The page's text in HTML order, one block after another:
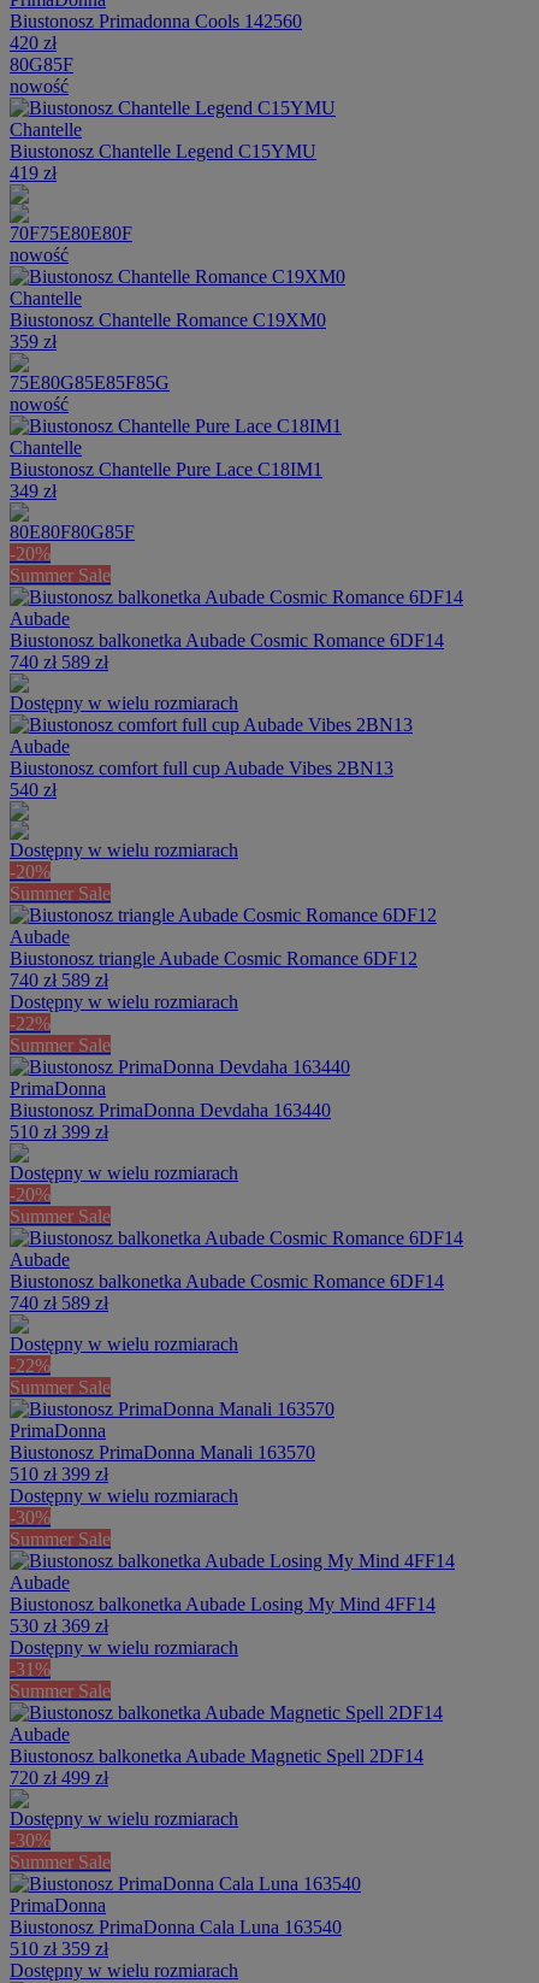
Biustonosz Primadonna Cools 142560
420 zł
80G85F
nowość
Chantelle
Biustonosz Chantelle Legend C15YMU
419 zł
70F75E80E80F
nowość
Chantelle
Biustonosz Chantelle Romance C19XM0
359 zł
75E80G85E85F85G
nowość
Chantelle
Biustonosz Chantelle Pure Lace C18IM1
349 zł
80E80F80G85F
-20%
Summer Sale
Aubade
Biustonosz balkonetka Aubade Cosmic Romance 6DF14
740 zł 589 zł
Dostępny w wielu rozmiarach
Aubade
Biustonosz comfort full cup Aubade Vibes 2BN13
540 zł
Dostępny w wielu rozmiarach
-20%
Summer Sale
Aubade
Biustonosz triangle Aubade Cosmic Romance 6DF12
740 zł 589 zł
Dostępny w wielu rozmiarach
-22%
Summer Sale
PrimaDonna
Biustonosz PrimaDonna Devdaha 163440
510 zł 399 zł
Dostępny w wielu rozmiarach
-20%
Summer Sale
Aubade
Biustonosz balkonetka Aubade Cosmic Romance 6DF14
740 zł 589 zł
Dostępny w wielu rozmiarach
-22%
Summer Sale
PrimaDonna
Biustonosz PrimaDonna Manali 163570
510 zł 399 zł
Dostępny w wielu rozmiarach
-30%
Summer Sale
Aubade
Biustonosz balkonetka Aubade Losing My Mind 4FF14
530 zł 369 zł
Dostępny w wielu rozmiarach
-31%
Summer Sale
Aubade
Biustonosz balkonetka Aubade Magnetic Spell 2DF14
720 zł 499 zł
Dostępny w wielu rozmiarach
-30%
Summer Sale
PrimaDonna
Biustonosz PrimaDonna Cala Luna 163540
510 zł 359 zł
Dostępny w wielu rozmiarach